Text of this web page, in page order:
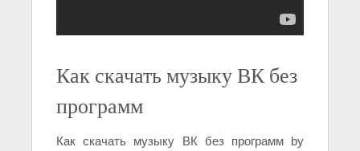
Как скачать музыку ВК без
программ
Как скачать музыку ВК без программ by